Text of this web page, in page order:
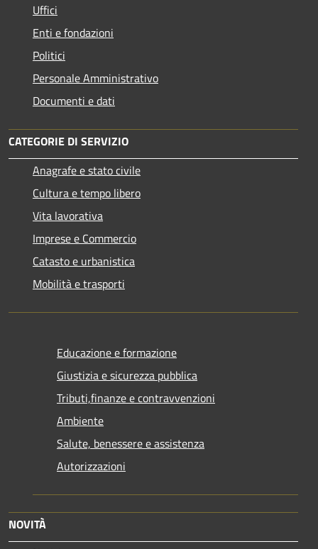
Uffici
Enti e fondazioni
Politici
Personale Amministrativo
Documenti e dati
CATEGORIE DI SERVIZIO
Anagrafe e stato civile
Cultura e tempo libero
Vita lavorativa
Imprese e Commercio
Catasto e urbanistica
Mobilità e trasporti
Educazione e formazione
Giustizia e sicurezza pubblica
Tributi,finanze e contravvenzioni
Ambiente
Salute, benessere e assistenza
Autorizzazioni
NOVITÀ